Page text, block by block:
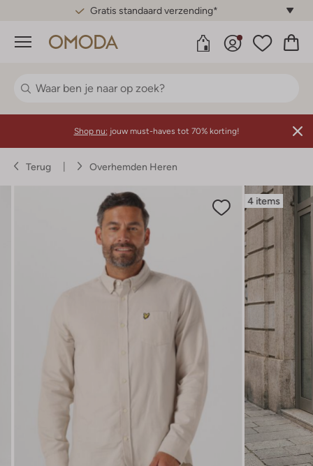
Gratis standaard verzending*
Menu
Shop nu: jouw must-haves tot 70% korting!
Terug Overhemden Heren
4 items